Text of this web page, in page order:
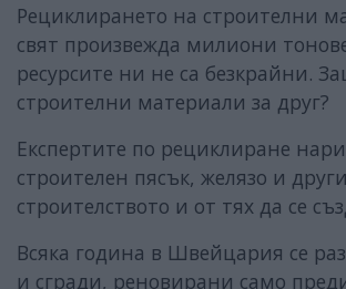
Рециклирането на строителни
свят произвежда милиони
ресурсите ни не са безкрайни.
строителни материали за друг?
Експертите по рециклиране
строителен пясък, желязо и
строителството и от тях да се
Всяка година в Швейцария се
и сгради, реновирани само